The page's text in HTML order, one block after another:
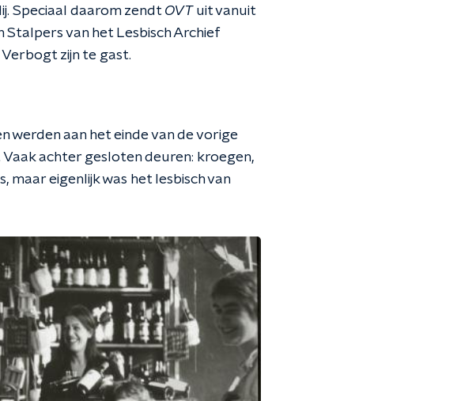
Speciaal daarom zendt OVTuit vanuit
Stalpers van het Lesbisch Archief
Verbogt zijn te gast.
werden aan het einde van de vorige
achter gesloten deuren: kroegen,
maar eigenlijk was het lesbisch van